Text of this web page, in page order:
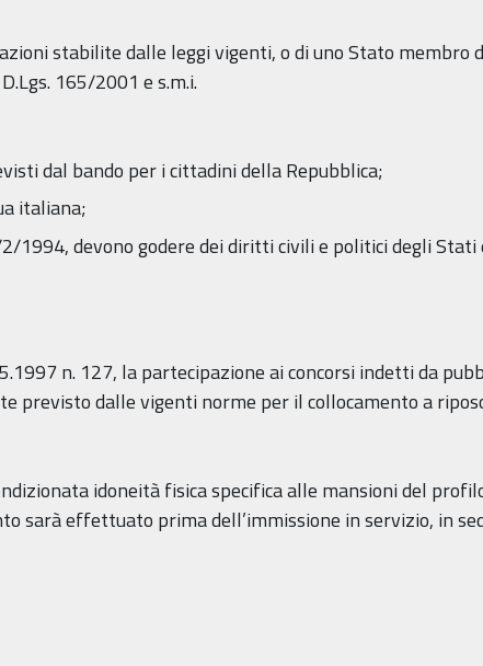
stabilite dalle leggi vigenti, o di uno Stato membro
165/2001 e s.m.i.
dal bando per i cittadini della Repubblica;
italiana;
1994, devono godere dei diritti civili e politici degli
n. 127, la partecipazione ai concorsi indetti da
previsto dalle vigenti norme per il collocamento a
idoneità fisica specifica alle mansioni del
sarà effettuato prima dell’immissione in servizio, in